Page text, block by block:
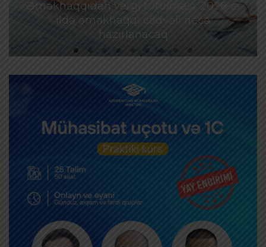
Əməkhaqqıdan vergi tutulması: 2026-cı
ildə əməkhaqqı cədvəli necə
hazırlanacaq